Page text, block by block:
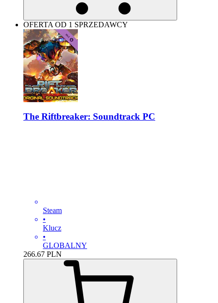
OFERTA OD 1 SPRZEDAWCY
The Riftbreaker: Soundtrack PC
Steam
•
Klucz
•
GLOBALNY
266.67 PLN